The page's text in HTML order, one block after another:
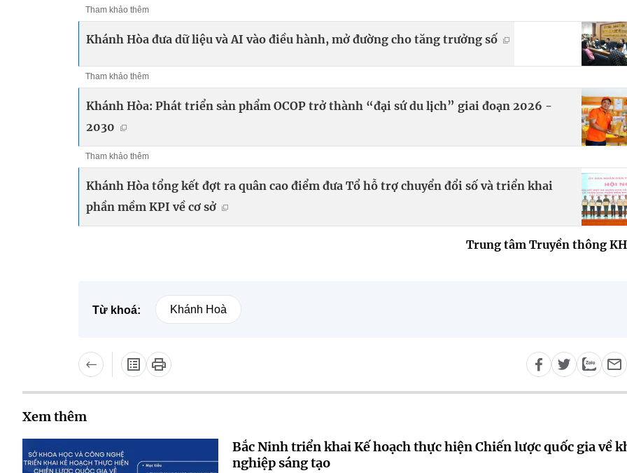
Tham khảo thêm
Khánh Hòa đưa dữ liệu và AI vào điều hành, mở đường cho tăng trưởng số
Tham khảo thêm
Khánh Hòa: Phát triển sản phẩm OCOP trở thành “đại sứ du lịch” giai đoạn 2026 -
2030
Tham khảo thêm
Khánh Hòa tổng kết đợt ra quân cao điểm đưa Tổ hỗ trợ chuyển đổi số và triển khai
phần mềm KPI về cơ sở
Trung tâm Truyền thông
Từ khoá: Khánh Hoà
Xem thêm
Bắc Ninh triển khai Kế hoạch thực hiện Chiến lược quốc gia về
nghiệp sáng tạo